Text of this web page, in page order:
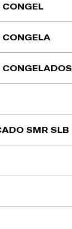
CONGEL
CONGELA
SMR SLB